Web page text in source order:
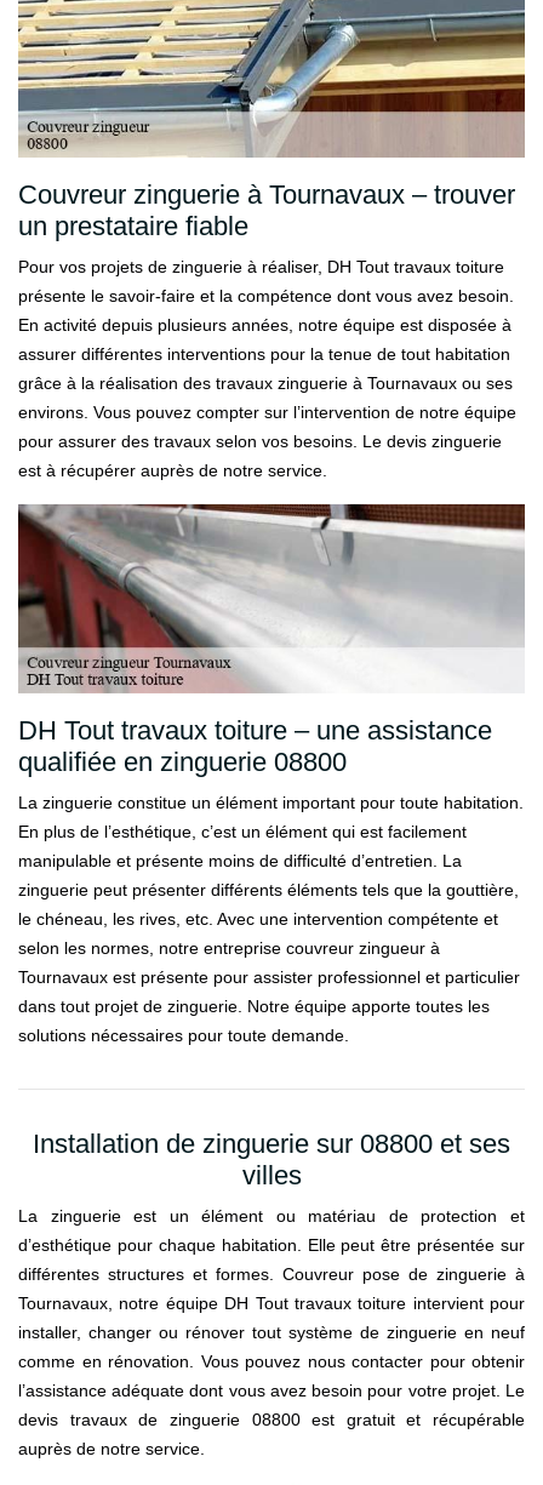
Couvreur zinguerie à Tournavaux – trouver
un prestataire fiable
Pour vos projets de zinguerie à réaliser, DH Tout travaux toiture
présente le savoir-faire et la compétence dont vous avez besoin.
En activité depuis plusieurs années, notre équipe est disposée à
assurer différentes interventions pour la tenue de tout habitation
grâce à la réalisation des travaux zinguerie à Tournavaux ou ses
environs. Vous pouvez compter sur l’intervention de notre équipe
pour assurer des travaux selon vos besoins. Le devis zinguerie
est à récupérer auprès de notre service.
DH Tout travaux toiture – une assistance
qualifiée en zinguerie 08800
La zinguerie constitue un élément important pour toute habitation.
En plus de l’esthétique, c’est un élément qui est facilement
manipulable et présente moins de difficulté d’entretien. La
zinguerie peut présenter différents éléments tels que la gouttière,
le chéneau, les rives, etc. Avec une intervention compétente et
selon les normes, notre entreprise couvreur zingueur à
Tournavaux est présente pour assister professionnel et particulier
dans tout projet de zinguerie. Notre équipe apporte toutes les
solutions nécessaires pour toute demande.
Installation de zinguerie sur 08800 et ses
villes
La zinguerie est un élément ou matériau de protection et
d’esthétique pour chaque habitation. Elle peut être présentée sur
différentes structures et formes. Couvreur pose de zinguerie à
Tournavaux, notre équipe DH Tout travaux toiture intervient pour
installer, changer ou rénover tout système de zinguerie en neuf
comme en rénovation. Vous pouvez nous contacter pour obtenir
l’assistance adéquate dont vous avez besoin pour votre projet. Le
devis travaux de zinguerie 08800 est gratuit et récupérable
auprès de notre service.